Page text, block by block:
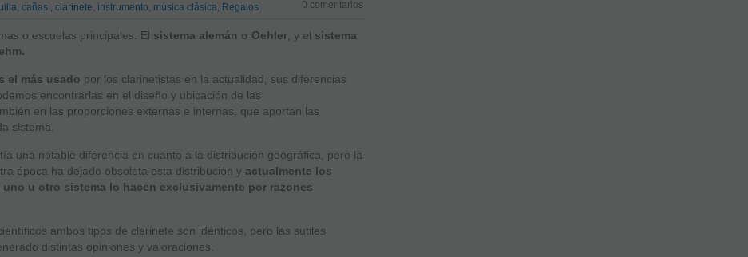
, cañas , clarinete, instrumento, música clásica, Regalos 0 comentarios
o escuelas principales: El sistema alemán o Oehler, y el sistema
el más usado por los clarinetistas en la actualidad, sus diferencias
encontrarlas en el diseño y ubicación de las
en las proporciones externas e internas, que aportan las
sistema.
una notable diferencia en cuanto a la distribución geográfica, pero la
época ha dejado obsoleta esta distribución y actualmente los
u otro sistema lo hacen exclusivamente por razones
ambos tipos de clarinete son idénticos, pero las sutiles
distintas opiniones y valoraciones.